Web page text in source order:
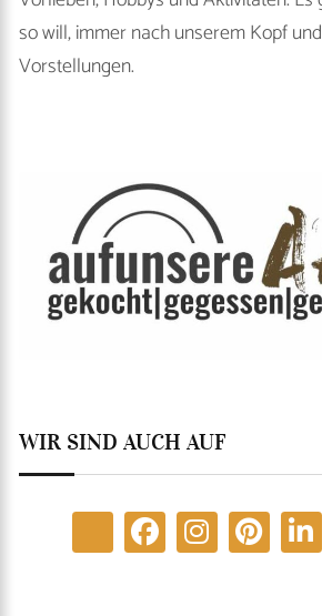
so will, immer nach unserem Kopf
Vorstellungen.
WIR SIND AUCH AUF